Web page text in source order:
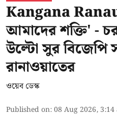
Kangana
আমাদের শক্তি' -
উল্টো সুর বিজেপি
রানাওয়াতের
ওয়েব ডেস্ক
Published on:08 Aug 2026, 3:14